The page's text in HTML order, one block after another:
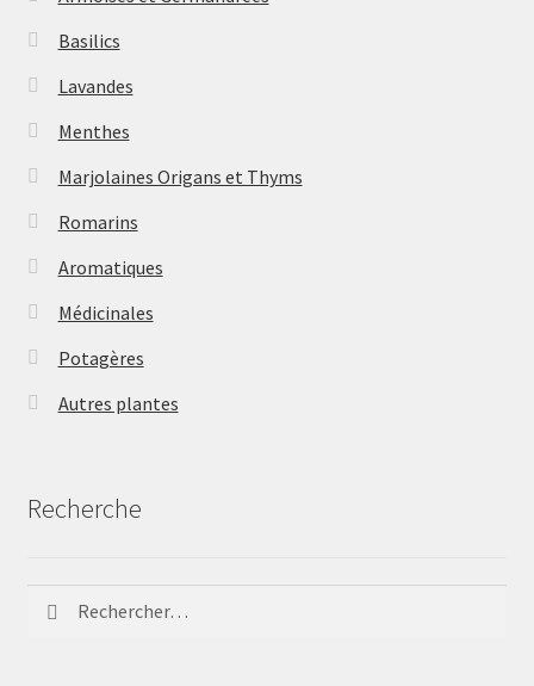
Basilics
Lavandes
Menthes
Marjolaines Origans et Thyms
Romarins
Aromatiques
Médicinales
Potagères
Autres plantes
Recherche